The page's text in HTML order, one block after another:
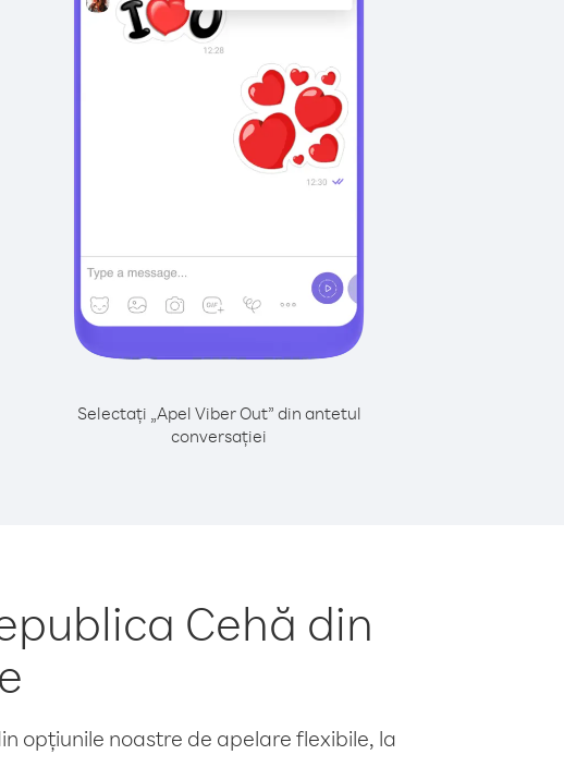
Selectați „Apel Viber Out” din antetul
conversației
Cehă din
opțiunile noastre de apelare flexibile, la